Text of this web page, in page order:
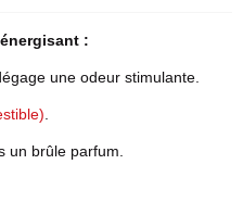
:
une odeur stimulante.
un brûle parfum.